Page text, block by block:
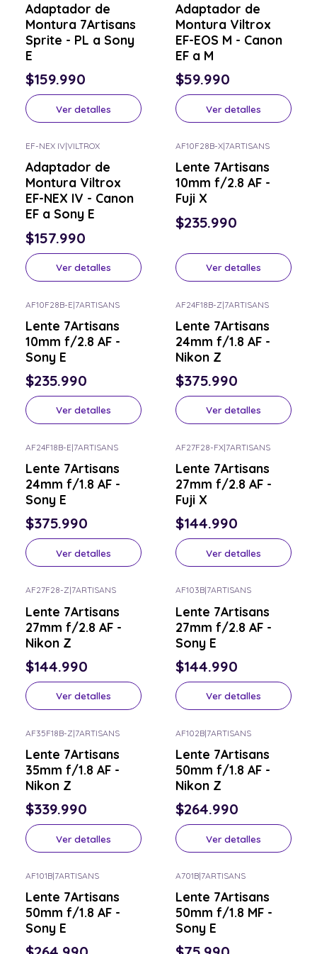
Adaptador de
Montura 7Artisans
Sprite - PL a Sony
E
$159.990
Ver detalles
Adaptador de
Montura Viltrox
EF-EOS M - Canon
EF a M
$59.990
Ver detalles
EF-NEX IV|VILTROX
Adaptador de
Montura Viltrox
EF-NEX IV - Canon
EF a Sony E
$157.990
Ver detalles
AF10F28B-X|7ARTISANS
Lente 7Artisans
10mm f/2.8 AF -
Fuji X
$235.990
Ver detalles
AF10F28B-E|7ARTISANS
Lente 7Artisans
10mm f/2.8 AF -
Sony E
$235.990
Ver detalles
AF24F18B-Z|7ARTISANS
Lente 7Artisans
24mm f/1.8 AF -
Nikon Z
$375.990
Ver detalles
AF24F18B-E|7ARTISANS
Lente 7Artisans
24mm f/1.8 AF -
Sony E
$375.990
Ver detalles
AF27F28-FX|7ARTISANS
Lente 7Artisans
27mm f/2.8 AF -
Fuji X
$144.990
Ver detalles
AF27F28-Z|7ARTISANS
Lente 7Artisans
27mm f/2.8 AF -
Nikon Z
$144.990
Ver detalles
AF103B|7ARTISANS
Lente 7Artisans
27mm f/2.8 AF -
Sony E
$144.990
Ver detalles
AF35F18B-Z|7ARTISANS
Lente 7Artisans
35mm f/1.8 AF -
Nikon Z
$339.990
Ver detalles
AF102B|7ARTISANS
Lente 7Artisans
50mm f/1.8 AF -
Nikon Z
$264.990
Ver detalles
AF101B|7ARTISANS
Lente 7Artisans
50mm f/1.8 AF -
Sony E
A701B|7ARTISANS
Lente 7Artisans
50mm f/1.8 MF -
Sony E